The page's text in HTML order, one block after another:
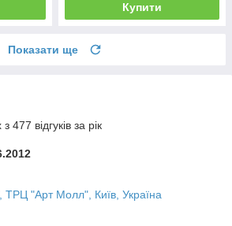
Купити
Показати ще
477 відгуків за рік
ТРЦ "Арт Молл", Київ, Україна